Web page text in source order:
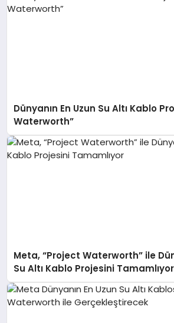
Dünyanın En Uzun Su Altı Kablo
Waterworth”
Meta, “Project Waterworth” ile
Su Altı Kablo Projesini Tamamlıyor